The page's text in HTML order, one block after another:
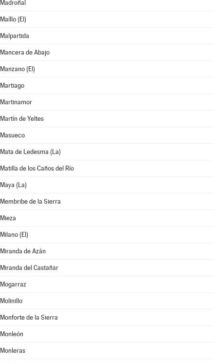
Madroñal
Maíllo (El)
Malpartida
Mancera de Abajo
Manzano (El)
Martiago
Martinamor
Martín de Yeltes
Masueco
Mata de Ledesma (La)
Matilla de los Caños del Río
Maya (La)
Membribe de la Sierra
Mieza
Milano (El)
Miranda de Azán
Miranda del Castañar
Mogarraz
Molinillo
Monforte de la Sierra
Monleón
Monleras